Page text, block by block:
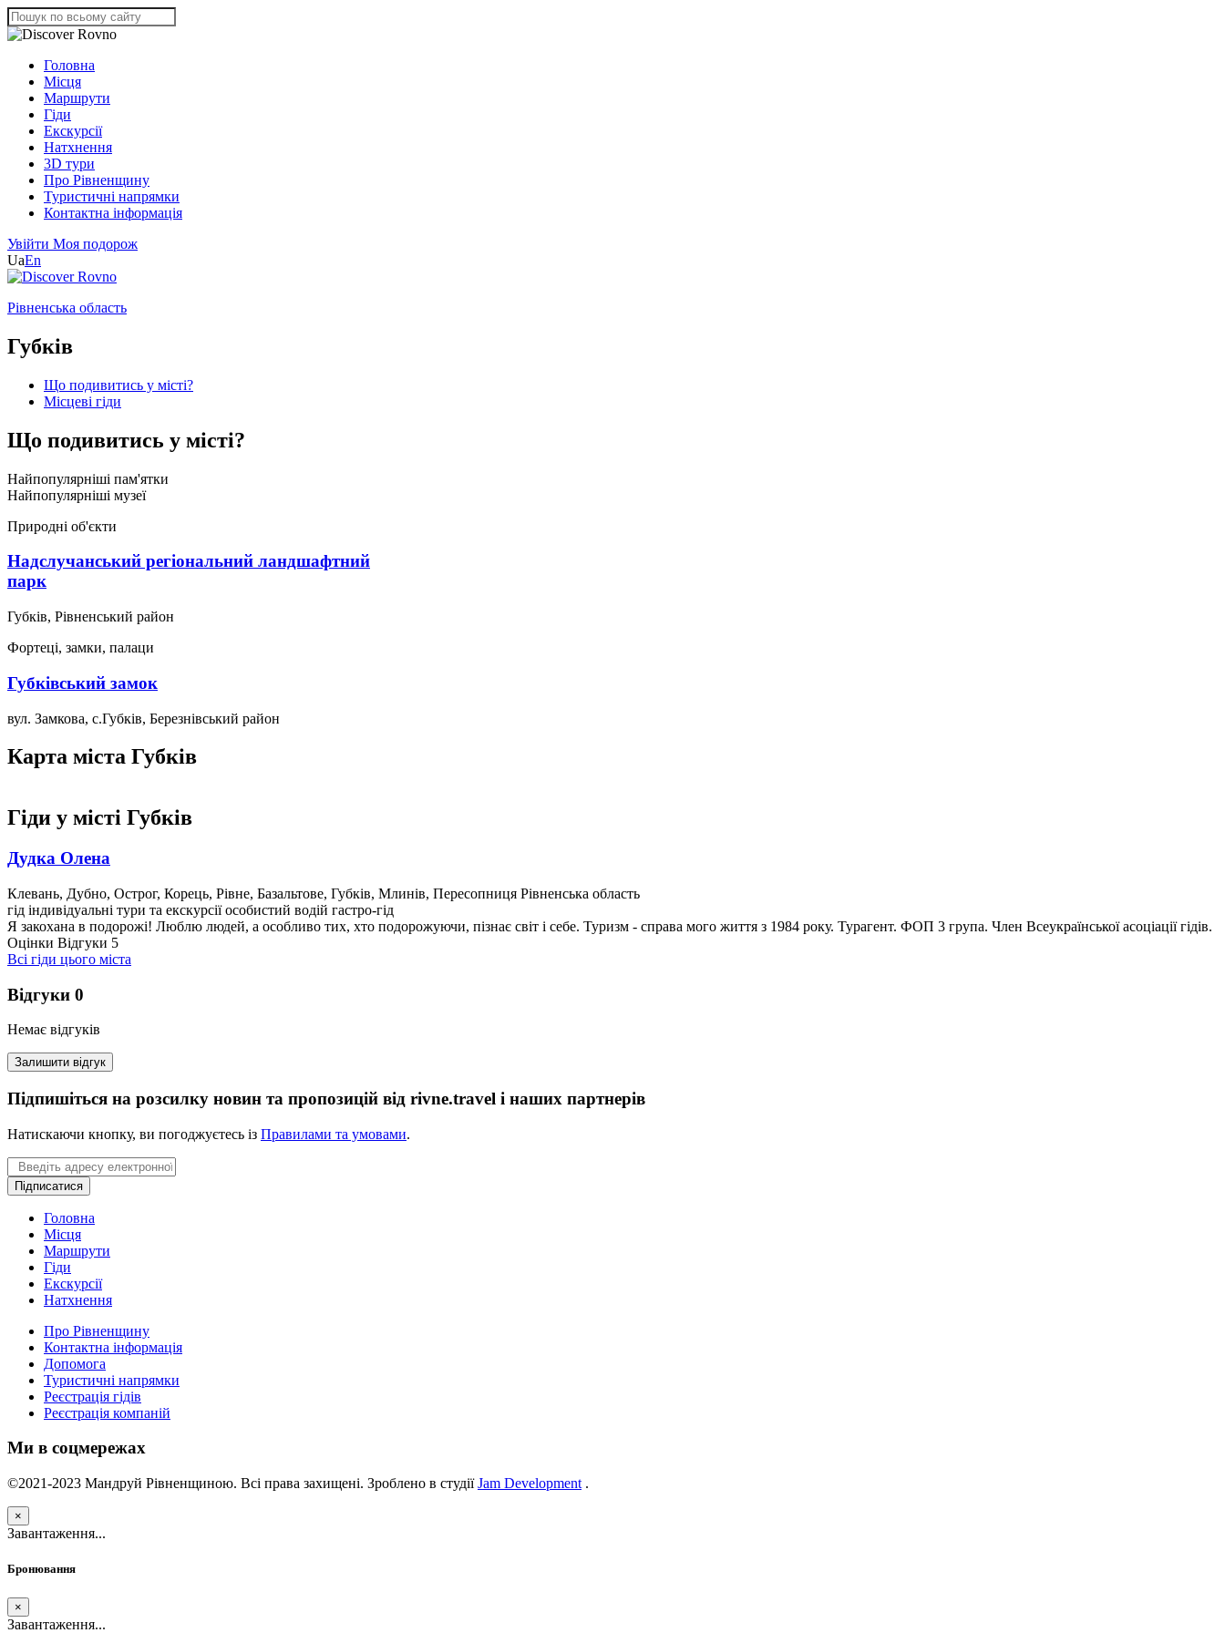
Головна
Місця
Маршрути
Гіди
Екскурсії
Натхнення
3D тури
Про Рівненщину
Туристичні напрямки
Контактна інформація
Увійти Моя подорож
UaEn
Рівненська область
Губків
Що подивитись у місті?
Місцеві гіди
Що подивитись у місті?
Найпопулярніші пам'ятки
Найпопулярніші музеї
Природні об'єкти
Надслучанський регіональний ландшафтний
парк
Губків, Рівненський район
Фортеці, замки, палаци
Губківський замок
вул. Замкова, с.Губків, Березнівський район
Карта міста Губків
Гіди у місті Губків
Дудка Олена
Клевань, Дубно, Острог, Корець, Рівне, Базальтове, Губків, Млинів, Пересопниця Рівненська область
гід індивідуальні тури та екскурсіїособистий водій гастро-гід
Я закохана в подорожі! Люблю людей, а особливо тих, хто подорожуючи, пізнає світ і себе. Туризм - справа мого життя з 1984 року. Турагент. ФОП 3 група. Член Всеукраїнської асоціації гідів.
Оцінки Відгуки 5
Всі гіди цього міста
Відгуки 0
Немає відгуків
Залишити відгук
Підпишіться на розсилку новин та пропозицій від rivne.travel і наших партнерів
Натискаючи кнопку, ви погоджуєтесь із Правилами та умовами.
Email
Підписатися
Головна
Місця
Маршрути
Гіди
Екскурсії
Натхнення
Про Рівненщину
Контактна інформація
Допомога
Туристичні напрямки
Реєстрація гідів
Реєстрація компаній
Ми в соцмережах
©2021-2023 Мандруй Рівненщиною. Всі права захищені. Зроблено в студіїJam Development .
×
Завантаження...
Бронювання
×
Завантаження...